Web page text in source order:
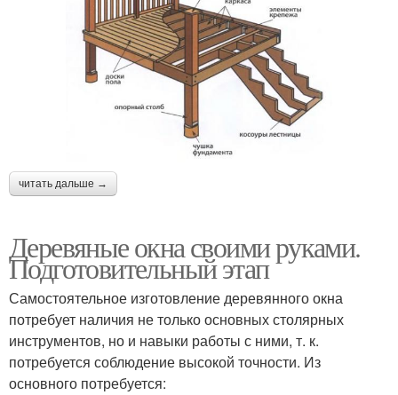
читать дальше →
Деревяные окна своими руками.
Подготовительный этап
Самостоятельное изготовление деревянного окна
потребует наличия не только основных столярных
инструментов, но и навыки работы с ними, т. к.
потребуется соблюдение высокой точности. Из
основного потребуется: